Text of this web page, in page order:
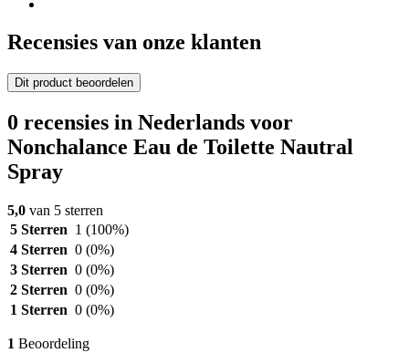
Recensies van onze klanten
Dit product beoordelen
0 recensies in Nederlands voor
Nonchalance Eau de Toilette Nautral
Spray
5,0 van 5 sterren
5 Sterren 1 (100%)
4 Sterren 0 (0%)
3 Sterren 0 (0%)
2 Sterren 0 (0%)
1 Sterren 0 (0%)
1 Beoordeling